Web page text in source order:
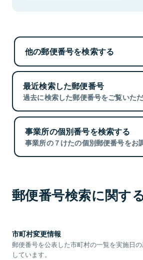
他の郵便番号を検索する
最近検索した郵便番号
過去に検索した郵便番号をご覧いただ
事業所の個別番号を検索する
事業所の７けたの個別郵便番号をお
郵便番号検索に関す
市町村変更情報
郵便番号を公表した市町村の一覧を実施日
しています。